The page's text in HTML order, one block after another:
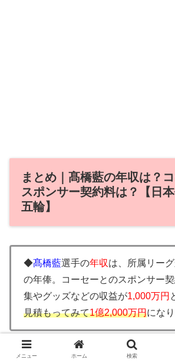
まとめ｜髙橋藍の年収は？
スポンサー契約料は？【日
五輪】
◆髙橋藍選手の年収は、所属リー
の年俸。コーセーとのスポンサー
集やグッズなどの収益が1,000万円
見積もってみて1億2,000万円にな
メニュー ホーム 検索